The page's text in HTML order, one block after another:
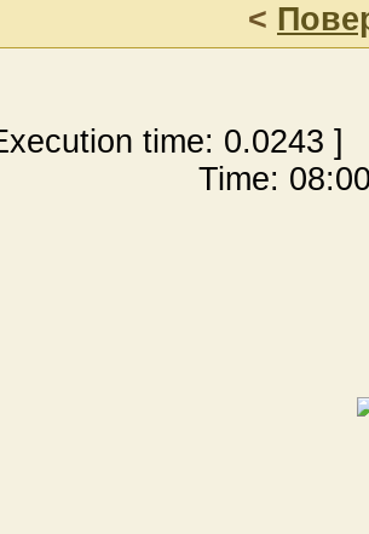
<
time: 0.0243 ]
Time: